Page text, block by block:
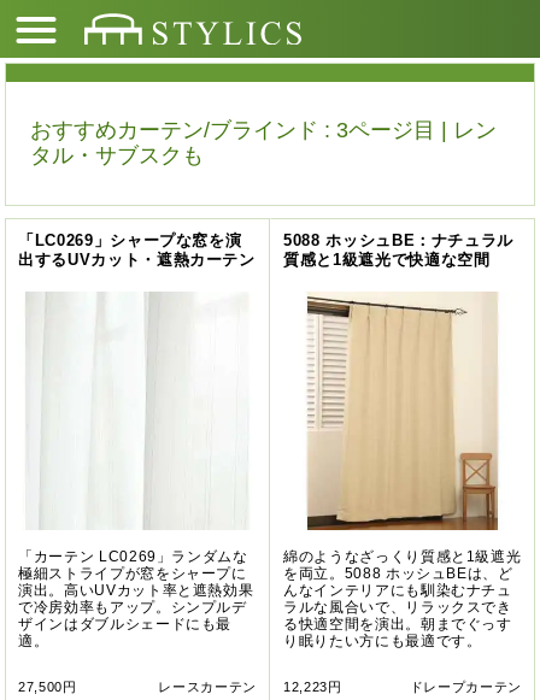
おすすめカーテン/ブラインド : 3ページ目 | レン
タル・サブスクも
「LC0269」シャープな窓を演
出するUVカット・遮熱カーテン
「カーテン LC0269」ランダムな
極細ストライプが窓をシャープに
演出。高いUVカット率と遮熱効果
で冷房効率もアップ。シンプルデ
ザインはダブルシェードにも最
適。
27,500円 レースカーテン
5088 ホッシュBE：ナチュラル
質感と1級遮光で快適な空間
綿のようなざっくり質感と1級遮光
を両立。5088 ホッシュBEは、ど
んなインテリアにも馴染むナチュ
ラルな風合いで、リラックスでき
る快適空間を演出。朝までぐっす
り眠りたい方にも最適です。
12,223円 ドレープカーテン